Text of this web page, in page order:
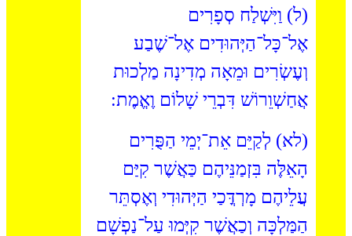
(ל) וַיִּשְׁלַח סְפָרִים
אֶל־כָּל־הַיְּהוּדִים אֶל־שֶׁבַע
וְעֶשְׂרִים וּמֵאָה מְדִינָה מַלְכוּת
אֲחַשְׁוֵרוֹשׁ דִּבְרֵי שָׁלוֹם וֶאֱמֶת:
(לא) לְקַיֵּם אֵת־יְמֵי הַפֻּרִים
הָאֵלֶּה בִּזְמַנֵּיהֶם כַּאֲשֶׁר קִיַּם
עֲלֵיהֶם מָרְדֳּכַי הַיְּהוּדִי וְאֶסְתֵּר
הַמַּלְכָּה וְכַאֲשֶׁר קִיְּמוּ עַל־נַפְשָׁם